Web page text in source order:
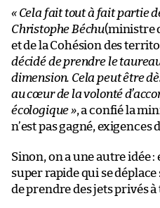
« Cela fait tout à fait partie
Christophe Béchu(ministre
et de la Cohésion des
décidé de prendre le
dimension. Cela peut être
au cœur de la volonté
écologique », a confié la
n’est pas gagné,
Sinon, on a une autre idée
super rapide qui se
de prendre des jets privés à